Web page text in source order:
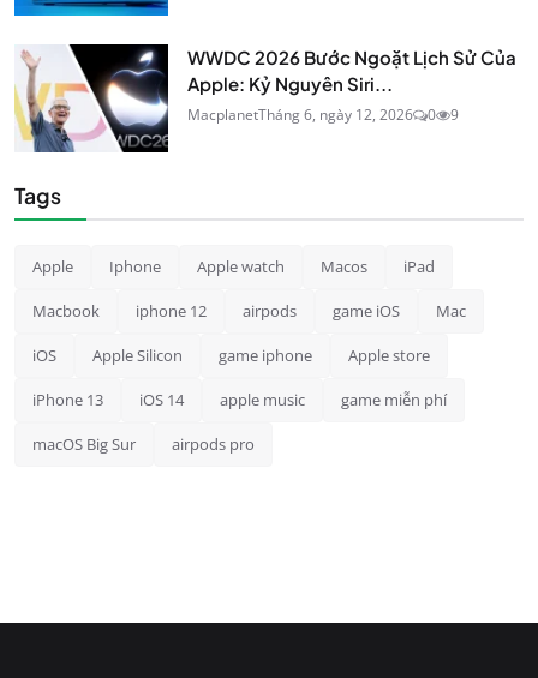
WWDC 2026 Bước Ngoặt Lịch Sử Của
Apple: Kỷ Nguyên Siri...
MacplanetTháng 6, ngày 12, 2026 0 9
Tags
Apple Iphone Apple watch Macos iPad
Macbook iphone 12 airpods game iOS Mac
iOS Apple Silicon game iphone Apple store
iPhone 13 iOS 14 apple music game miễn phí
macOS Big Sur airpods pro